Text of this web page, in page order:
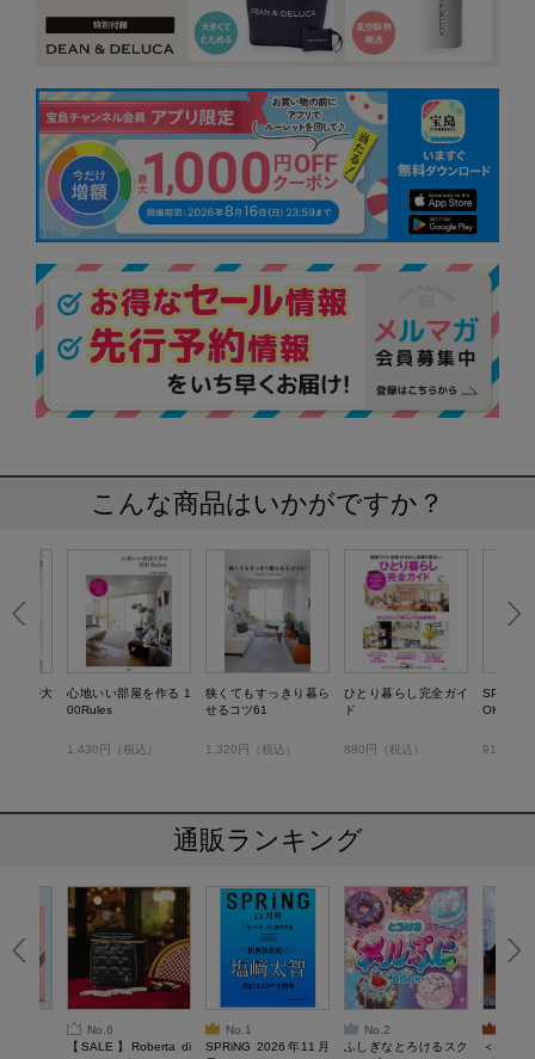
こんな商品はいかがですか？
づけが大
心地いい部屋を作る 1
00Rules
1,430円（税込）
狭くてもすっきり暮ら
せるコツ61
1,320円（税込）
ひとり暮らし完全ガイ
ド
880円（税込）
SPRiNG
OK
913円（
通販ランキング
No.6
【SALE】Roberta di
No.1
SPRiNG 2026年11月
No.2
ふしぎなとろけるスク
＜SALE